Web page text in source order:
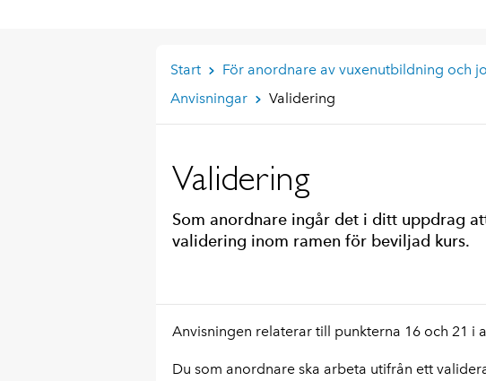
Start För anordnare av vuxenutbildning och
Anvisningar
Validering
Validering
Som anordnare ingår det i ditt uppdrag
validering inom ramen för beviljad kurs.
Anvisningen relaterar till punkterna 16 och 21 i
Du som anordnare ska arbeta utifrån ett